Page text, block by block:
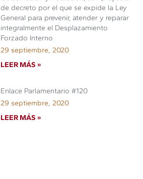
de decreto por el que se expide la Ley
General para prevenir, atender y reparar
integralmente el Desplazamiento
Forzado Interno
29 septiembre, 2020
LEER MÁS »
Enlace Parlamentario #120
29 septiembre, 2020
LEER MÁS »